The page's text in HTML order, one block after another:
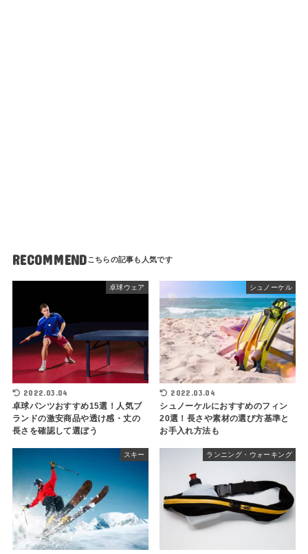
RECOMMEND
卓球ウェア
2022.03.04
卓球パンツおすすめ15選！人気ブ
ランドの激安商品や透け感・丈の
長さを確認して選ぼう
シュノーケル
2022.03.04
シュノーケルにおすすめのフィン
20選！長さや素材の選び方基準と
お手入れ方法も
スキー ランニング・ウォーキング